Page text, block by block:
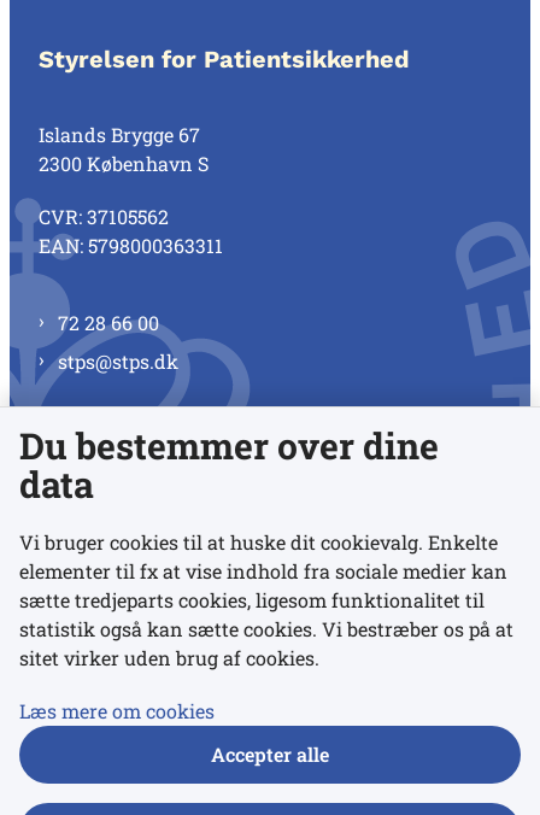
Styrelsen for Patientsikkerhed
Islands Brygge 67
2300 København S
CVR: 37105562
EAN: 5798000363311
72 28 66 00
stps@stps.dk
Se alle kontaktnumre
Links
Udgivelser
Du bestemmer over dine
data
Vi bruger cookies til at huske dit cookievalg. Enkelte
elementer til fx at vise indhold fra sociale medier kan
sætte tredjeparts cookies, ligesom funktionalitet til
statistik også kan sætte cookies. Vi bestræber os på at
sitet virker uden brug af cookies.
Læs mere om cookies
Accepter alle